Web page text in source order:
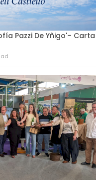
Pazzi De Yñigo'– Carta